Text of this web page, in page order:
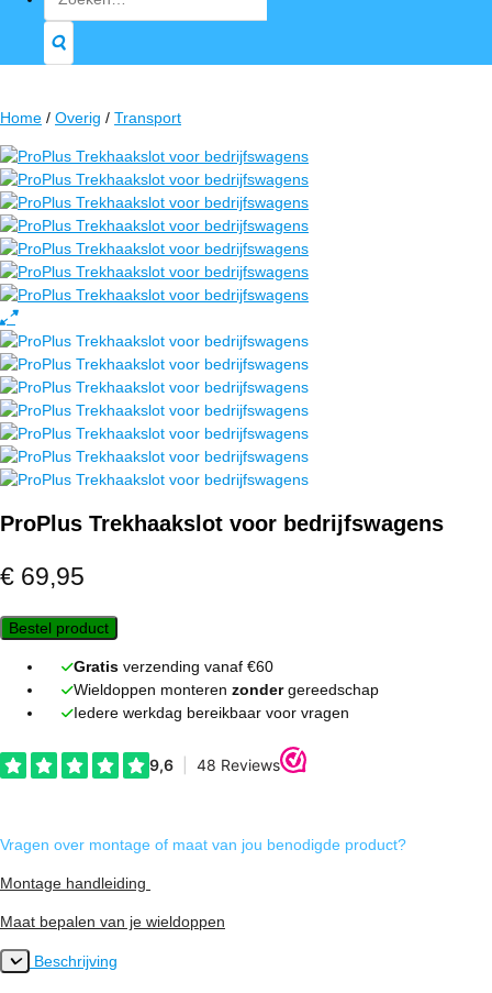
naar:
Home / Overig / Transport
ProPlus Trekhaakslot voor bedrijfswagens
€ 69,95
Bestel product
Gratis verzending vanaf €60
Wieldoppen monteren zondergereedschap
Iedere werkdag bereikbaar voor vragen
Vragen over montage of maat van jou benodigde product?
Montage handleiding
Maat bepalen van je wieldoppen
Beschrijving